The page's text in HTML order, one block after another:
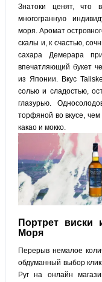
Знатоки ценят, что
многогранную
моря. Аромат
скалы и, к счастью,
сахара Демерара
впечатляющий букет
из Японии. Вкус
солью и сладостью,
глазурью.
торфяной во вкусе,
какао и мокко.
Портрет виски
Моря
Перерыв немалое
обдуманный выбор
Руг на онлайн